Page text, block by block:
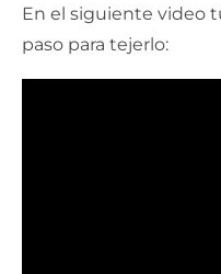
En el siguiente video
paso para tejerlo: